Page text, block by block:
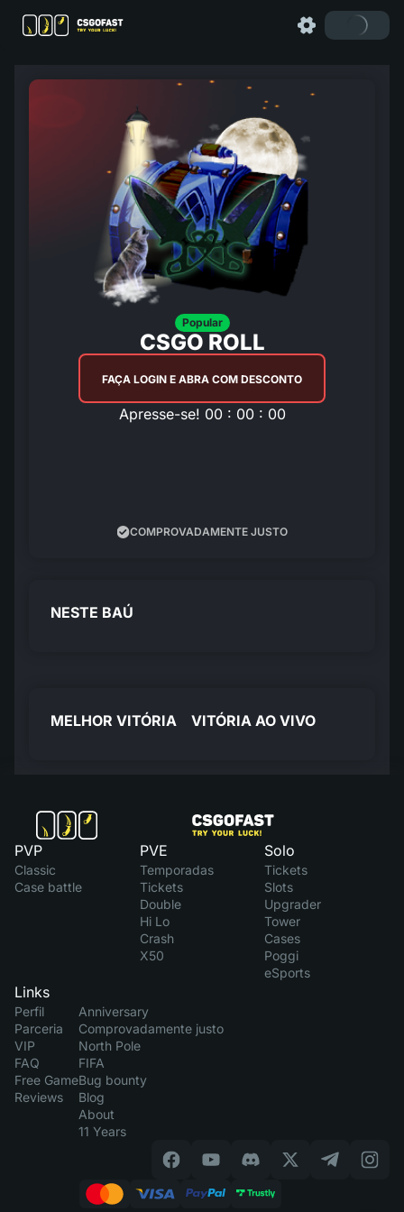
Popular
CSGO ROLL
FAÇA LOGIN E ABRA COM DESCONTO
Apresse-se! 00 : 00 : 00
COMPROVADAMENTE JUSTO
NESTE BAÚ
MELHOR VITÓRIA VITÓRIA AO VIVO
PVP
Classic
Case battle
PVE
Temporadas
Tickets
Double
Hi Lo
Crash
X50
Solo
Tickets
Slots
Upgrader
Tower
Cases
Poggi
eSports
Links
Perfil
Parceria
VIP
FAQ
Free Game
Reviews
Anniversary
Comprovadamente justo
North Pole
FIFA
Bug bounty
Blog
About
11 Years